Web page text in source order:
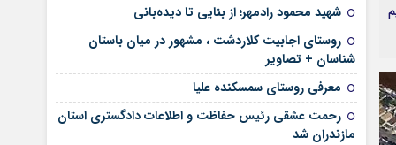
شهید محمود رادمهر؛ از بنایی تا دیده‌بانی
روستای اجابیت کلاردشت ، مشهور در میان باستان
شناسان + تصاویر
معرفی روستای سمسکنده علیا
رحمت عشقی رئیس حفاظت و اطلاعات دادگستری استان
مازندران شد